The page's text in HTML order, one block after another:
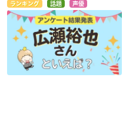
ランキング 話題 声優